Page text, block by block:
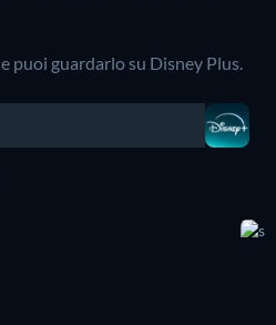
puoi guardarlo su Disney Plus.